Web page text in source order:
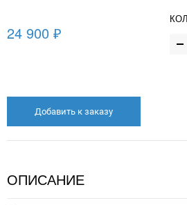
24 900 ₽
Добавить к заказу
ОПИСАНИЕ